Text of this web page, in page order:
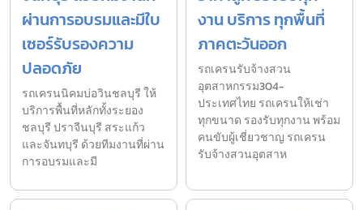
ผ่านการอบรมและมีใบ
เซอร์รับรองความ
ปลอดภัย
รถเครนนิคมบ่อวินชลบุรี ให้
บริการพื้นที่หลักทั้งระยอง
ชลบุรี ปราจีนบุรี สระแก้ว
และจันทบุรี ด้วยทีมงานที่ผ่าน
การอบรมและมี
งาน บริการ ทุกพื้นที่
ภาคตะวันออก
รถเครนรับจ้างสวน
อุตสาหกรรม304-
ประเทศไทย รถเครนให้เช่า
ทุกขนาด รองรับทุกงาน พร้อม
คนขับผู้เชี่ยวชาญ รถเครน
รับจ้างสวนอุตสาห